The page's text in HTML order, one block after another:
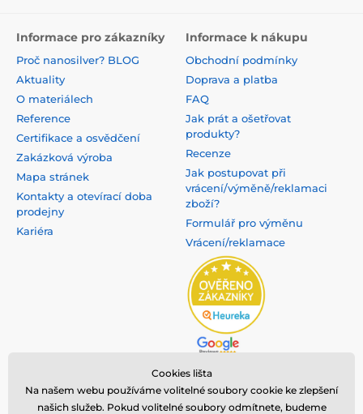
Informace pro zákazníky
Proč nanosilver? BLOG
Aktuality
O materiálech
Reference
Certifikace a osvědčení
Zakázková výroba
Mapa stránek
Kontakty a otevírací doba
prodejny
Kariéra
Informace k nákupu
Obchodní podmínky
Doprava a platba
FAQ
Jak prát a ošetřovat
produkty?
Recenze
Jak postupovat při
vrácení/výměně/reklamaci
zboží?
Formulář pro výměnu
Vrácení/reklamace
Cookies lišta
Na našem webu používáme volitelné soubory cookie ke zlepšení
našich služeb. Pokud volitelné soubory odmítnete, budeme